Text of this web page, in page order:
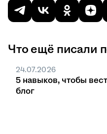
Что ещё писали
24.07.2026
5 навыков, чтобы
блог